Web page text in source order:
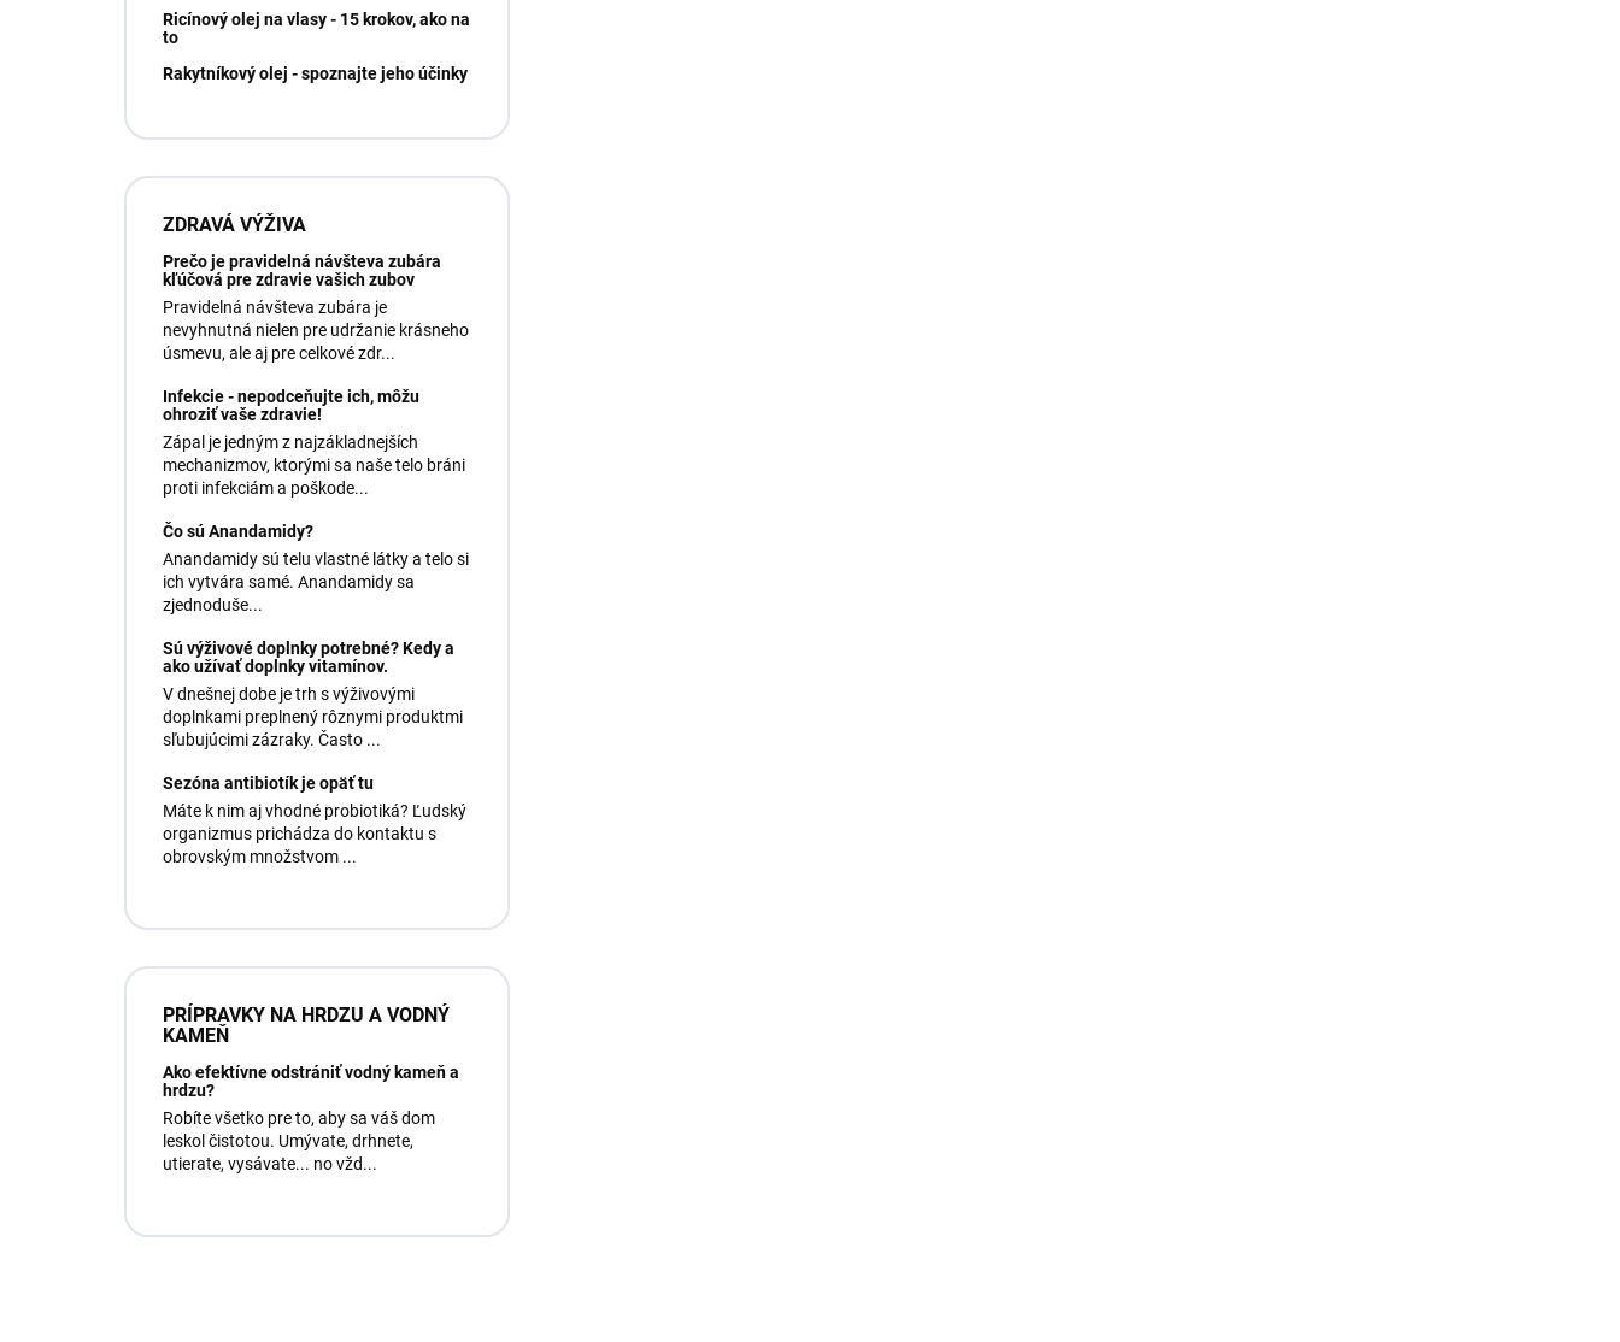
Ricínový olej na vlasy - 15 krokov, ako na
to
Rakytníkový olej - spoznajte jeho účinky
ZDRAVÁ VÝŽIVA
Prečo je pravidelná návšteva zubára
kľúčová pre zdravie vašich zubov
Pravidelná návšteva zubára je
nevyhnutná nielen pre udržanie krásneho
úsmevu, ale aj pre celkové zdr...
Infekcie - nepodceňujte ich, môžu
ohroziť vaše zdravie!
Zápal je jedným z najzákladnejších
mechanizmov, ktorými sa naše telo bráni
proti infekciám a poškode...
Čo sú Anandamidy?
Anandamidy sú telu vlastné látky a telo si
ich vytvára samé. Anandamidy sa
zjednoduše...
Sú výživové doplnky potrebné? Kedy a
ako užívať doplnky vitamínov.
V dnešnej dobe je trh s výživovými
doplnkami preplnený rôznymi produktmi
sľubujúcimi zázraky. Často ...
Sezóna antibiotík je opäť tu
Máte k nim aj vhodné probiotiká? Ľudský
organizmus prichádza do kontaktu s
obrovským množstvom ...
PRÍPRAVKY NA HRDZU A VODNÝ
KAMEŇ
Ako efektívne odstrániť vodný kameň a
hrdzu?
Robíte všetko pre to, aby sa váš dom
leskol čistotou. Umývate, drhnete,
utierate, vysávate... no vžd...